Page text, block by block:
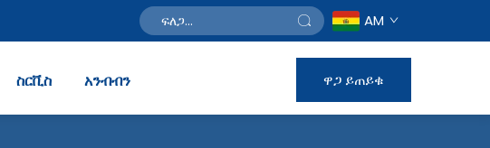
AM
ስርቪስ አንብብን ዋጋ ይጠይቁ